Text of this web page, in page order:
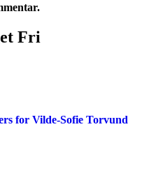
Fri
for Vilde-Sofie Torvund